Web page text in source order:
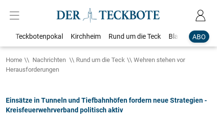
ABO
Teckbotenpokal Kirchheim Rund um die Teck Blaulicht
Home Nachrichten Rund um die Teck
Wehren stehen vor
Herausforderungen
Einsätze in Tunneln und Tiefbahnhöfen fordern neue Strategien -
Kreisfeuerwehrverband politisch aktiv